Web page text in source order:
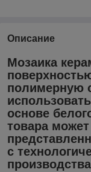
Описание
Мозаика
полимерную
основе
товара
с